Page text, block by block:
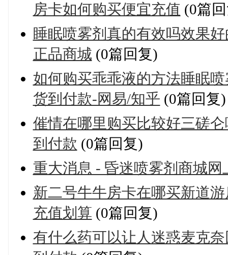
房卡如何购买便宜充值 (0篇
睡眠喷雾剂真的有效吗效果
正品商城 (0篇回复)
如何购买乖乖液的方法睡眠
货到付款-网易/知乎 (0篇回复)
催情在哪里购买比较好三磋
到付款 (0篇回复)
重大消息 - 昏迷喷雾剂商城
新二号牛牛房卡在哪买新道
充值划算 (0篇回复)
有什么药可以让人迷惑麦克